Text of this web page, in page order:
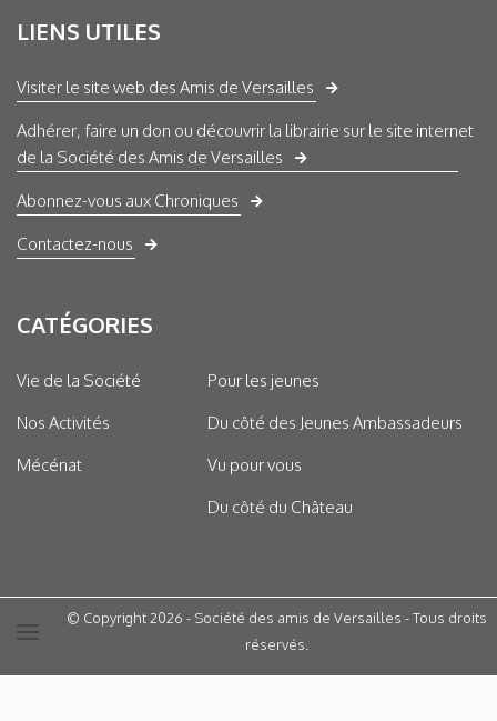
LIENS UTILES
Visiter le site web des Amis de Versailles
Adhérer, faire un don ou découvrir la librairie sur le site internet
de la Société des Amis de Versailles
Abonnez-vous aux Chroniques
Contactez-nous
CATÉGORIES
Vie de la Société
Nos Activités
Mécénat
Pour les jeunes
Du côté des Jeunes Ambassadeurs
Vu pour vous
Du côté du Château
© Copyright 2026 - Société des amis de Versailles - Tous droits
réservés.